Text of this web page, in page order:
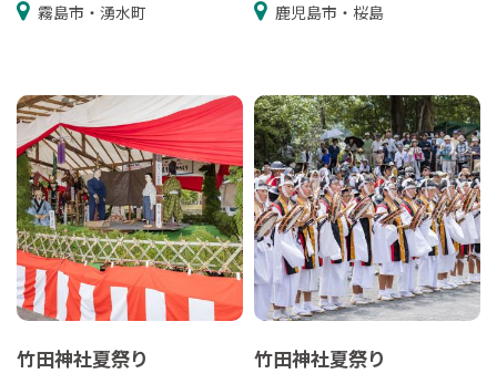
霧島市・湧水町 鹿児島市・桜島
竹田神社夏祭り 竹田神社夏祭り